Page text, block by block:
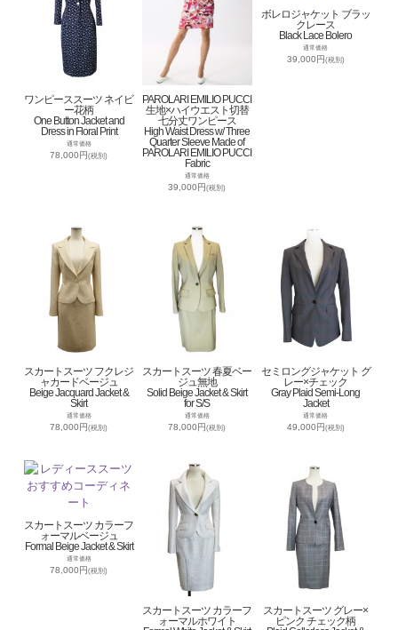
ワンピーススーツ ネイビ
ー花柄
One Button Jacket and
Dress in Floral Print
通常価格
78,000円(税別)
PAROLARI EMILIO PUCCI
生地×ハイウエスト切替
七分丈ワンピース
High Waist Dress w/ Three
Quarter Sleeve Made of
PAROLARI EMILIO PUCCI
Fabric
通常価格
39,000円(税別)
ボレロジャケット ブラッ
クレース
Black Lace Bolero
通常価格
39,000円(税別)
スカートスーツ フクレジ
ャカードベージュ
Beige Jacquard Jacket &
Skirt
通常価格
78,000円(税別)
スカートスーツ 春夏ベー
ジュ無地
Solid Beige Jacket & Skirt
for S/S
通常価格
78,000円(税別)
セミロングジャケット グ
レー×チェック
Gray Plaid Semi-Long
Jacket
通常価格
49,000円(税別)
スカートスーツ カラーフ
ォーマルベージュ
Formal Beige Jacket & Skirt
通常価格
78,000円(税別)
スカートスーツ カラーフ
ォーマルホワイト
スカートスーツ グレー×
ピンク チェック柄